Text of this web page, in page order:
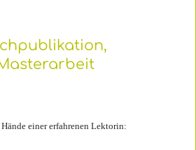
einer erfahrenen Lektorin: